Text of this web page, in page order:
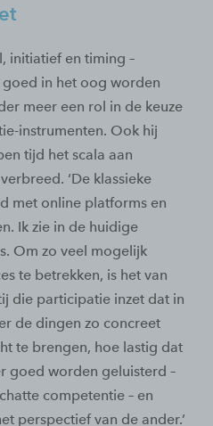
initiatief en timing –
in het oog worden
meer een rol in de keuze
instrumenten. Ook hij
tijd het scala aan
‘De klassieke
met online platforms en
Ik zie in de huidige
Om zo veel mogelijk
te betrekken, is het van
die participatie inzet dat in
de dingen zo concreet
te brengen, hoe lastig dat
goed worden geluisterd –
competentie – en
perspectief van de ander.’